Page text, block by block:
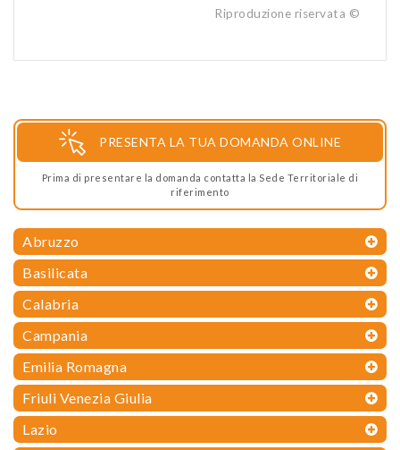
Riproduzione riservata ©
PRESENTA LA TUA DOMANDA ONLINE
Prima di presentare la domanda contatta la Sede Territoriale di
riferimento
Abruzzo
Basilicata
Calabria
Campania
Emilia Romagna
Friuli Venezia Giulia
Lazio